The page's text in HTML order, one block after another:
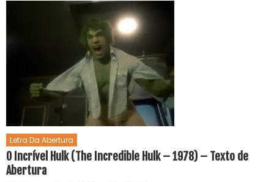
Letra Da Abertura
O Incrível Hulk (The Incredible Hulk – 1978) – Texto de
Abertura